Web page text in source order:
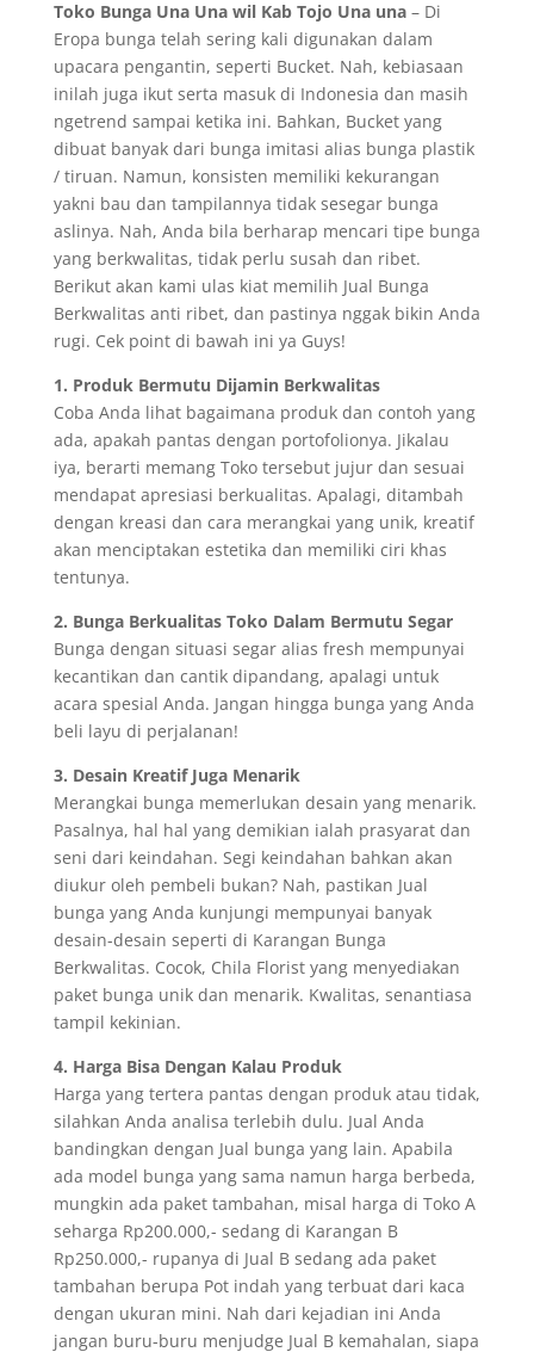
Toko Bunga Una Una wil Kab Tojo Una una– Di
Eropa bunga telah sering kali digunakan dalam
upacara pengantin, seperti Bucket. Nah, kebiasaan
inilah juga ikut serta masuk di Indonesia dan masih
ngetrend sampai ketika ini. Bahkan, Bucket yang
dibuat banyak dari bunga imitasi alias bunga plastik
/ tiruan. Namun, konsisten memiliki kekurangan
yakni bau dan tampilannya tidak sesegar bunga
aslinya. Nah, Anda bila berharap mencari tipe bunga
yang berkwalitas, tidak perlu susah dan ribet.
Berikut akan kami ulas kiat memilih Jual Bunga
Berkwalitas anti ribet, dan pastinya nggak bikin Anda
rugi. Cek point di bawah ini ya Guys!
1. Produk Bermutu Dijamin Berkwalitas
Coba Anda lihat bagaimana produk dan contoh yang
ada, apakah pantas dengan portofolionya. Jikalau
iya, berarti memang Toko tersebut jujur dan sesuai
mendapat apresiasi berkualitas. Apalagi, ditambah
dengan kreasi dan cara merangkai yang unik, kreatif
akan menciptakan estetika dan memiliki ciri khas
tentunya.
2. Bunga Berkualitas Toko Dalam Bermutu Segar
Bunga dengan situasi segar alias fresh mempunyai
kecantikan dan cantik dipandang, apalagi untuk
acara spesial Anda. Jangan hingga bunga yang Anda
beli layu di perjalanan!
3. Desain Kreatif Juga Menarik
Merangkai bunga memerlukan desain yang menarik.
Pasalnya, hal hal yang demikian ialah prasyarat dan
seni dari keindahan. Segi keindahan bahkan akan
diukur oleh pembeli bukan? Nah, pastikan Jual
bunga yang Anda kunjungi mempunyai banyak
desain-desain seperti di Karangan Bunga
Berkwalitas. Cocok, Chila Florist yang menyediakan
paket bunga unik dan menarik. Kwalitas, senantiasa
tampil kekinian.
4. Harga Bisa Dengan Kalau Produk
Harga yang tertera pantas dengan produk atau tidak,
silahkan Anda analisa terlebih dulu. Jual Anda
bandingkan dengan Jual bunga yang lain. Apabila
ada model bunga yang sama namun harga berbeda,
mungkin ada paket tambahan, misal harga di Toko A
seharga Rp200.000,- sedang di Karangan B
Rp250.000,- rupanya di Jual B sedang ada paket
tambahan berupa Pot indah yang terbuat dari kaca
dengan ukuran mini. Nah dari kejadian ini Anda
jangan buru-buru menjudge Jual B kemahalan, siapa